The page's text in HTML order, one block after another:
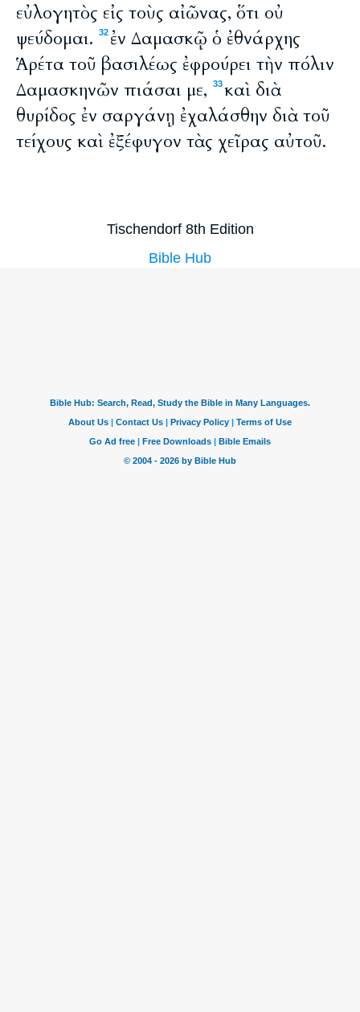
εὐλογητὸς εἰς τοὺς αἰῶνας, ὅτι οὐ
ψεύδομαι.
32 ἐν Δαμασκῷ ὁ ἐθνάρχης
Ἁρέτα τοῦ βασιλέως ἐφρούρει τὴν πόλιν
Δαμασκηνῶν πιάσαι με,
33καὶ διὰ
θυρίδος ἐν σαργάνῃ ἐχαλάσθην διὰ τοῦ
τείχους καὶ ἐξέφυγον τὰς χεῖρας αὐτοῦ.
Tischendorf 8th Edition
Bible Hub